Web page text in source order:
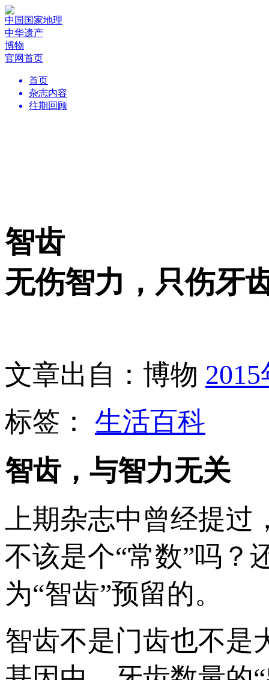
中国国家地理
中华遗产
博物
官网首页
首页
杂志内容
往期回顾
智齿
无伤智力，只伤牙
文章出自：博物
标签： 生活百科
智齿，与智力无关
上期杂志中曾经提过
不该是个“常数”吗？
为“智齿”预留的。
智齿不是门齿也不是